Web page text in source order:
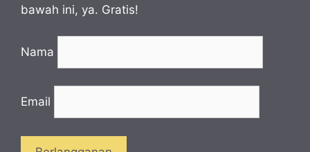
bawah ini, ya. Gratis!
Nama
Email